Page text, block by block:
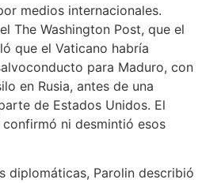
medios internacionales.
The Washington Post, que el
que el Vaticano habría
para Maduro, con
en Rusia, antes de una
de Estados Unidos. El
ni desmintió esos
diplomáticas, Parolin describió